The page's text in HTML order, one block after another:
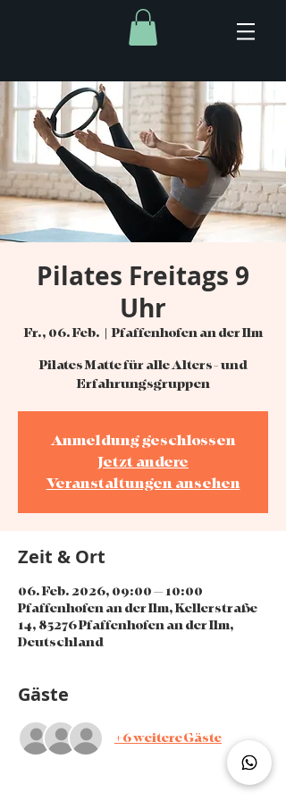
Pilates Freitags 9
Uhr
Fr., 06. Feb.
  |
Pfaffenhofen an der Ilm
Pilates Matte für alle Alters- und
Erfahrungsgruppen
Anmeldung geschlossen
Jetzt andere
Veranstaltungen ansehen
Zeit & Ort
06. Feb. 2026, 09:00 – 10:00
Pfaffenhofen an der Ilm, Kellerstraße
14, 85276 Pfaffenhofen an der Ilm,
Deutschland
Gäste
+6 weitere Gäste